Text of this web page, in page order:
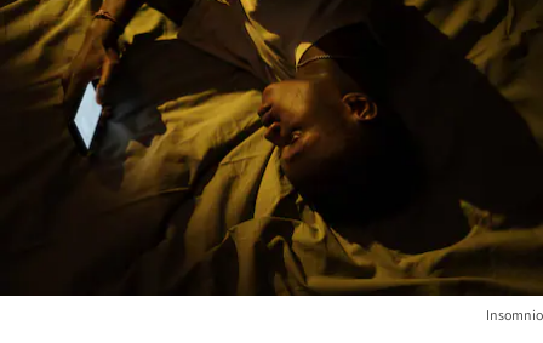
Insomnio